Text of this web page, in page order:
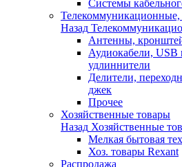
Системы
Назад
Антенны,
Аудиокабели, USB
удлиннители
Делители,
джек
Прочее
Хозяйственные товары
Назад Хозяйственные
Мелкая бытовая
Хоз. товары Rexant
Распродажа